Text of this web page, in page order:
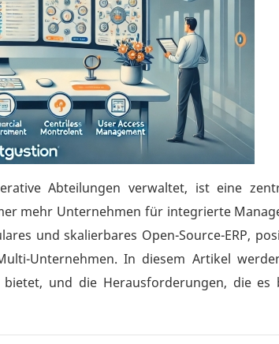
Abteilungen verwaltet, ist eine
mehr Unternehmen für integrierte
und skalierbares Open-Source-ERP,
Unternehmen. In diesem Artikel
und die Herausforderungen, die es